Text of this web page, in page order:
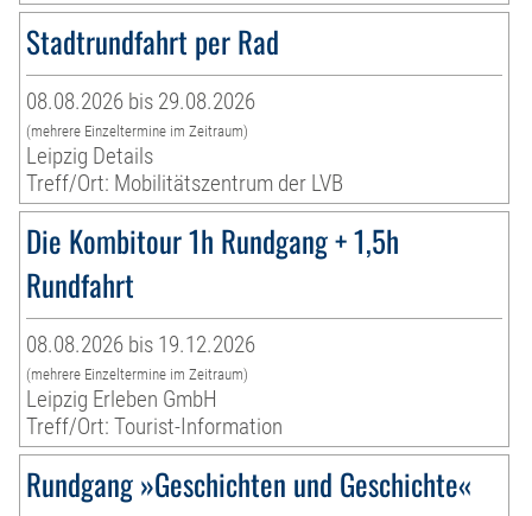
Stadtrundfahrt per Rad
08.08.2026 bis 29.08.2026
(mehrere Einzeltermine im Zeitraum)
Leipzig Details
Treff/Ort: Mobilitätszentrum der LVB
Die Kombitour 1h Rundgang + 1,5h
Rundfahrt
08.08.2026 bis 19.12.2026
(mehrere Einzeltermine im Zeitraum)
Leipzig Erleben GmbH
Treff/Ort: Tourist-Information
Rundgang »Geschichten und Geschichte«